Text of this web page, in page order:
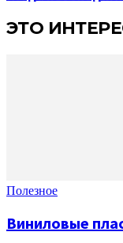
ЭТО
Полезное
Виниловые